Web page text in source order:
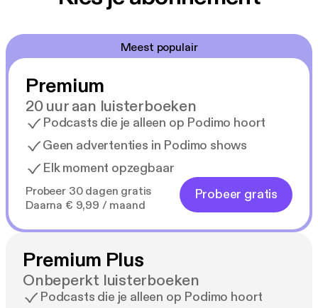
Meest populair
Premium
20 uur aan luisterboeken
Podcasts die je alleen op Podimo hoort
Geen advertenties in Podimo shows
Elk moment opzegbaar
Probeer 30 dagen gratis
Daarna € 9,99 / maand
Probeer gratis
Premium Plus
Onbeperkt luisterboeken
Podcasts die je alleen op Podimo hoort